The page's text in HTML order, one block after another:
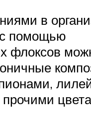
в
помощью
флоксов
прочими